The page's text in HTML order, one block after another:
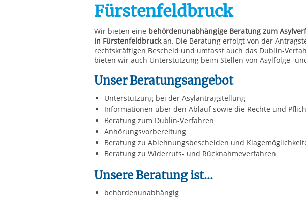
Fürstenfeldbruck
Wir bieten eine behördenunabhängige Beratung zum
in Fürstenfeldbruckan. Die Beratung erfolgt von der
rechtskräftigen Bescheid und umfasst auch das Dublin-
bieten wir auch Unterstützung beim Stellen von Asylfolge-
Unser Beratungsangebot
Unterstützung bei der Asylantragstellung
Informationen über den Ablauf sowie die Rechte und
Beratung zum Dublin-Verfahren
Anhörungsvorbereitung
Beratung zu Ablehnungsbescheiden und
Beratung zu Widerrufs- und Rücknahmeverfahren
Unsere Beratung ist...
behördenunabhängig